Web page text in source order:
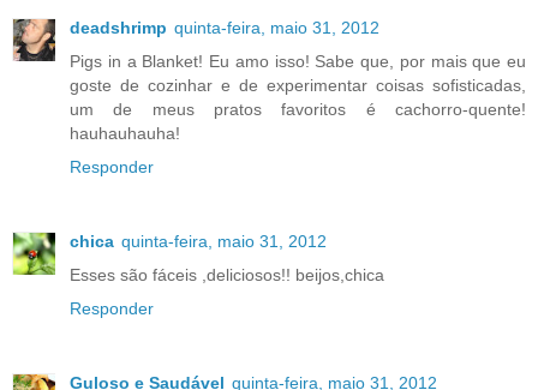
deadshrimp quinta-feira, maio 31, 2012
Pigs in a Blanket! Eu amo isso! Sabe que, por mais que eu
goste de cozinhar e de experimentar coisas sofisticadas,
um de meus pratos favoritos é cachorro-quente!
hauhauhauha!
Responder
chica quinta-feira, maio 31, 2012
Esses são fáceis ,deliciosos!! beijos,chica
Responder
Guloso e Saudável quinta-feira, maio 31, 2012